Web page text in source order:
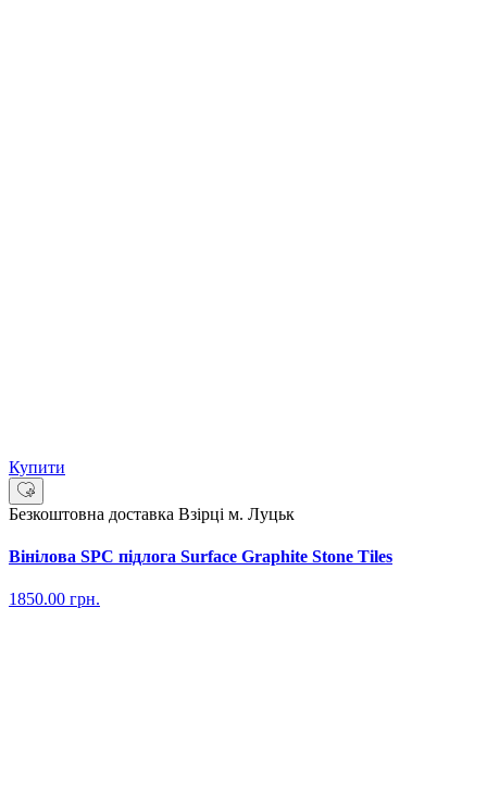
Купити
Безкоштовна доставка Взірці м. Луцьк
Вінілова SPC підлога Surface Graphite Stone Tiles
1850.00 грн.